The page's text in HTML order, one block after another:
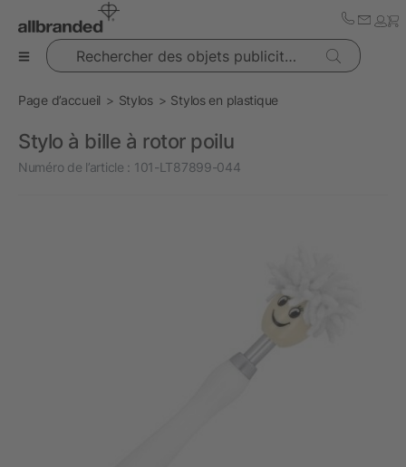
Rechercher des objets publicitaires
Page d’accueil Stylos Stylos en plastique
Stylo à bille à rotor poilu
Numéro de l’article : 101-LT87899-044